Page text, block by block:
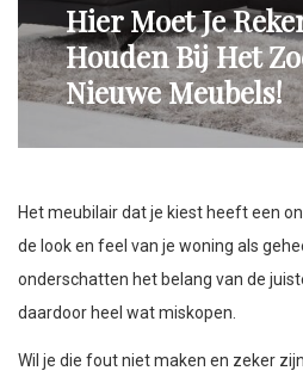
Hier Moet Je
Houden Bij Het
Nieuwe Meubels!
Het meubilair dat je kiest heeft een
de look en feel van je woning als
onderschatten het belang van de
daardoor heel wat miskopen.
Wil je die fout niet maken en zeker